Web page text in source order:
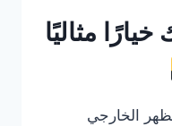
خيارًا مثاليًا
الخارجي